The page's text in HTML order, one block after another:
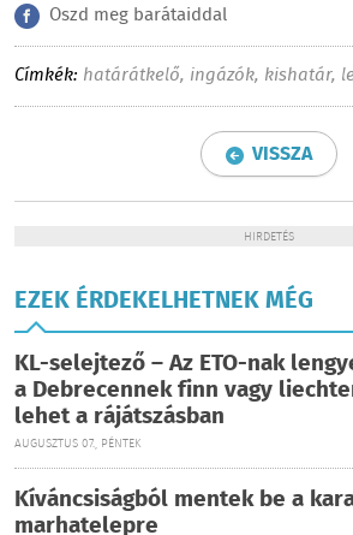
Oszd meg barátaiddal
Címkék: határátkelő, ingázók, kishatár,
VISSZA
HIRDETÉS
EZEK ÉRDEKELHETNEK MÉG
KL-selejtező – Az ETO-nak
a Debrecennek finn vagy
lehet a rájátszásban
AUGUSZTUS 07., PÉNTEK
Kíváncsiságból mentek be a
marhatelepre